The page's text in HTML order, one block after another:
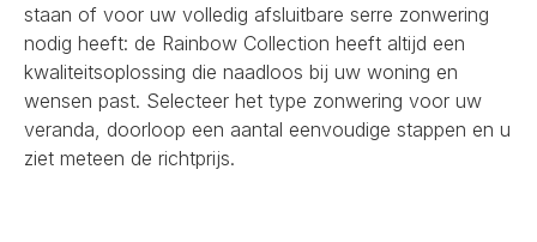
staan of voor uw volledig afsluitbare serre zonwering
nodig heeft: de Rainbow Collection heeft altijd een
kwaliteitsoplossing die naadloos bij uw woning en
wensen past. Selecteer het type zonwering voor uw
veranda, doorloop een aantal eenvoudige stappen en u
ziet meteen de richtprijs.